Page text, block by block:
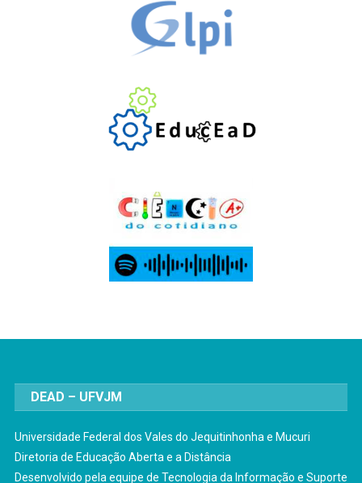
DEAD – UFVJM
Universidade Federal dos Vales do Jequitinhonha e Mucuri
Diretoria de Educação Aberta e a Distância
Desenvolvido pela equipe de Tecnologia da Informação e Suporte